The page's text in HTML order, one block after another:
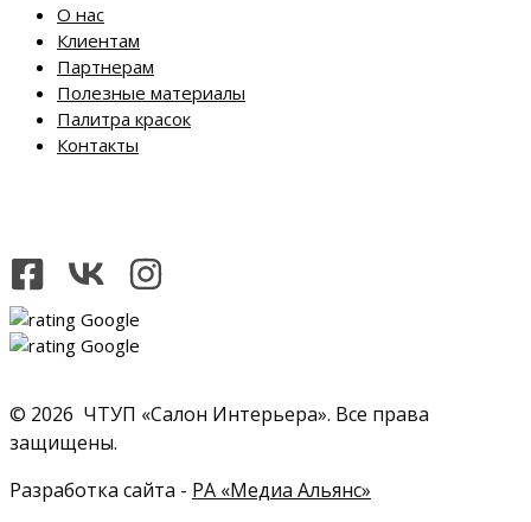
О нас
Клиентам
Партнерам
Полезные материалы
Палитра красок
Контакты
© 2026 ЧТУП «Салон Интерьера». Все права
защищены.
Разработка сайта - РА «Медиа Альянс»